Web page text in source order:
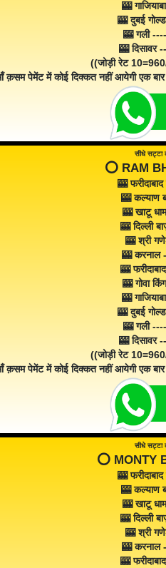
🎰
🎰 दुबई
🎰 गली
🎰
((जोड़ी रेट
क़सम पेमेंट में कोई दिक्कत नहीं आयेगी एक
सीधे सट्टा
⭕️ RAM
🎰
🎰 कल्याण
🎰 खाटू
🎰 दिल्ली
🎰 श्री
🎰 करनाल
🎰
🎰 गोवा
🎰
🎰 दुबई
🎰 गली
🎰
((जोड़ी रेट
क़सम पेमेंट में कोई दिक्कत नहीं आयेगी एक
सीधे सट्टा
⭕️ MONTY
🎰
🎰 कल्याण
🎰 खाटू
🎰 दिल्ली
🎰 श्री
🎰 करनाल
🎰